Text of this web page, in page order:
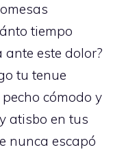
tiempo
este dolor?
tu tenue
cómodo y
atisbo en tus
nunca escapó